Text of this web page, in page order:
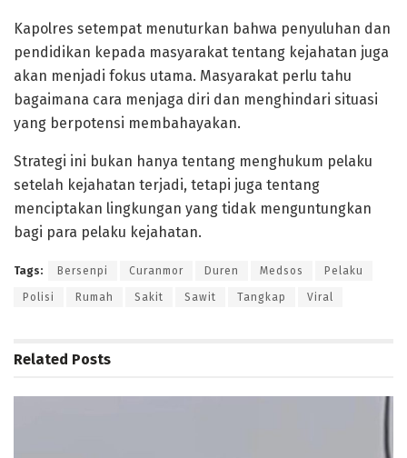
Kapolres setempat menuturkan bahwa penyuluhan dan
pendidikan kepada masyarakat tentang kejahatan juga
akan menjadi fokus utama. Masyarakat perlu tahu
bagaimana cara menjaga diri dan menghindari situasi
yang berpotensi membahayakan.
Strategi ini bukan hanya tentang menghukum pelaku
setelah kejahatan terjadi, tetapi juga tentang
menciptakan lingkungan yang tidak menguntungkan
bagi para pelaku kejahatan.
Tags: Bersenpi Curanmor Duren Medsos Pelaku
Polisi Rumah Sakit Sawit Tangkap Viral
Related Posts